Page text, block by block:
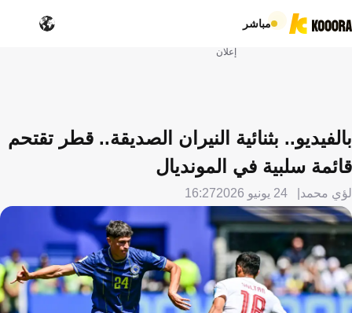
مباشر
إعلان
بالفيديو.. بثنائية النيران الصديقة.. قطر تقتحم
قائمة سلبية في المونديال
لؤي محمد 24 يونيو 2026 16:27